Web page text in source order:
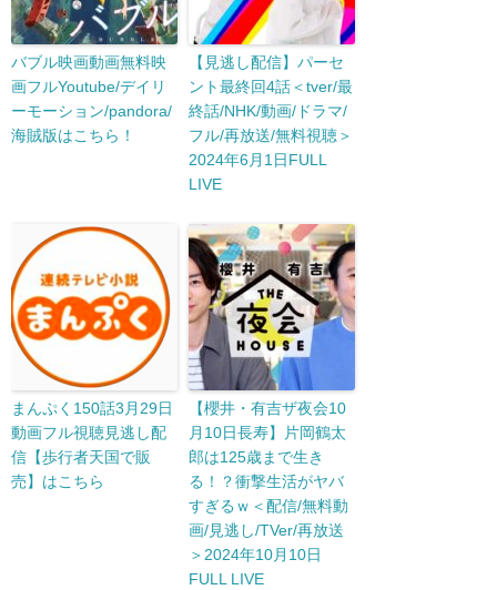
バブル映画動画無料映
画フルYoutube/デイリ
ーモーション/pandora/
海賊版はこちら！
【見逃し配信】パーセ
ント最終回4話＜tver/最
終話/NHK/動画/ドラマ/
フル/再放送/無料視聴＞
2024年6月1日FULL
LIVE
まんぷく150話3月29日
動画フル視聴見逃し配
信【歩行者天国で販
売】はこちら
【櫻井・有吉ザ夜会10
月10日長寿】片岡鶴太
郎は125歳まで生き
る！？衝撃生活がヤバ
すぎるｗ＜配信/無料動
画/見逃し/TVer/再放送
＞2024年10月10日
FULL LIVE